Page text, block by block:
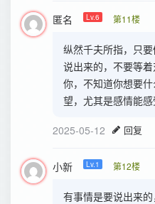
匿名 Lv.6 第11楼
纵然千夫所指，只
说出来的，不要等
你，不知道你想要
望，尤其是感情能
2025-05-12 回复
小新 Lv.1 第12楼
有事情是要说出来